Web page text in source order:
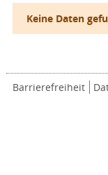
Keine Daten
Barrierefreiheit